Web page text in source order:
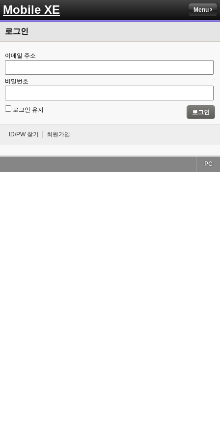
Mobile XE Menu
로그인
이메일 주소
비밀번호
로그인 유지 로그인
ID/PW 찾기 회원가입
PC